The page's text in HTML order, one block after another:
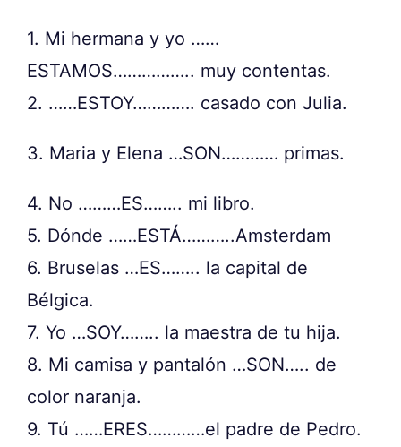
1. Mi hermana y yo ……
ESTAMOS…………….. muy contentas.
2. ……ESTOY…………. casado con Julia.
3. Maria y Elena …SON………… primas.
4. No ………ES…….. mi libro.
5. Dónde ……ESTÁ………..Amsterdam
6. Bruselas …ES…….. la capital de
Bélgica.
7. Yo …SOY…….. la maestra de tu hija.
8. Mi camisa y pantalón …SON….. de
color naranja.
9. Tú ……ERES…………el padre de Pedro.